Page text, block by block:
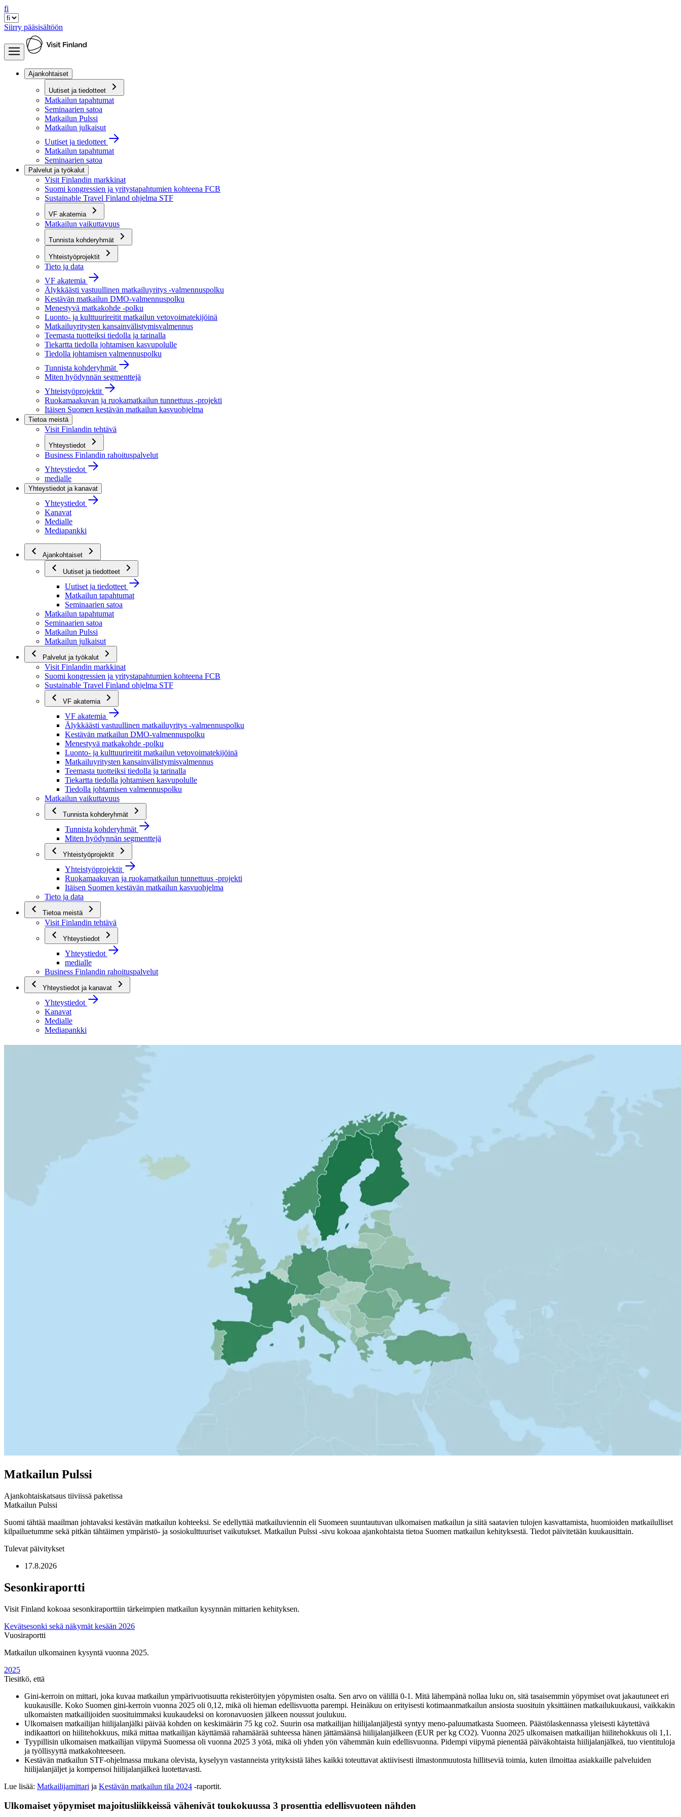
fi
Siirry pääsisältöön
Ajankohtaiset
Uutiset ja tiedotteet
Matkailun tapahtumat
Seminaarien satoa
Matkailun Pulssi
Matkailun julkaisut
Uutiset ja tiedotteet
Matkailun tapahtumat
Seminaarien satoa
Palvelut ja työkalut
Visit Finlandin markkinat
Suomi kongressien ja yritystapahtumien kohteena FCB
Sustainable Travel Finland ohjelma STF
VF akatemia
Matkailun vaikuttavuus
Tunnista kohderyhmät
Yhteistyöprojektit
Tieto ja data
VF akatemia
Älykkäästi vastuullinen matkailuyritys -valmennuspolku
Kestävän matkailun DMO-valmennuspolku
Menestyvä matkakohde -polku
Luonto- ja kulttuurireitit matkailun vetovoimatekijöinä
Matkailuyritysten kansainvälistymisvalmennus
Teemasta tuotteiksi tiedolla ja tarinalla
Tiekartta tiedolla johtamisen kasvupolulle
Tiedolla johtamisen valmennuspolku
Tunnista kohderyhmät
Miten hyödynnän segmenttejä
Yhteistyöprojektit
Ruokamaakuvan ja ruokamatkailun tunnettuus -projekti
Itäisen Suomen kestävän matkailun kasvuohjelma
Tietoa meistä
Visit Finlandin tehtävä
Yhteystiedot
Business Finlandin rahoituspalvelut
Yhteystiedot
medialle
Yhteystiedot ja kanavat
Yhteystiedot
Kanavat
Medialle
Mediapankki
Ajankohtaiset
Uutiset ja tiedotteet
Uutiset ja tiedotteet
Matkailun tapahtumat
Seminaarien satoa
Matkailun tapahtumat
Seminaarien satoa
Matkailun Pulssi
Matkailun julkaisut
Palvelut ja työkalut
Visit Finlandin markkinat
Suomi kongressien ja yritystapahtumien kohteena FCB
Sustainable Travel Finland ohjelma STF
VF akatemia
VF akatemia
Älykkäästi vastuullinen matkailuyritys -valmennuspolku
Kestävän matkailun DMO-valmennuspolku
Menestyvä matkakohde -polku
Luonto- ja kulttuurireitit matkailun vetovoimatekijöinä
Matkailuyritysten kansainvälistymisvalmennus
Teemasta tuotteiksi tiedolla ja tarinalla
Tiekartta tiedolla johtamisen kasvupolulle
Tiedolla johtamisen valmennuspolku
Matkailun vaikuttavuus
Tunnista kohderyhmät
Tunnista kohderyhmät
Miten hyödynnän segmenttejä
Yhteistyöprojektit
Yhteistyöprojektit
Ruokamaakuvan ja ruokamatkailun tunnettuus -projekti
Itäisen Suomen kestävän matkailun kasvuohjelma
Tieto ja data
Tietoa meistä
Visit Finlandin tehtävä
Yhteystiedot
Yhteystiedot
medialle
Business Finlandin rahoituspalvelut
Yhteystiedot ja kanavat
Yhteystiedot
Kanavat
Medialle
Mediapankki
Matkailun Pulssi
Ajankohtaiskatsaus tiiviissä paketissa
Matkailun Pulssi
Suomi tähtää maailman johtavaksi kestävän matkailun kohteeksi. Se edellyttää matkailuviennin eli Suomeen suuntautuvan ulkomaisen matkailun ja siitä saatavien tulojen kasvattamista, huomioiden matkailulliset
kilpailuetumme sekä pitkän tähtäimen ympäristö- ja sosiokulttuuriset vaikutukset. Matkailun Pulssi -sivu kokoaa ajankohtaista tietoa Suomen matkailun kehityksestä. Tiedot päivitetään kuukausittain.
Tulevat päivitykset
17.8.2026
Sesonkiraportti
Visit Finland kokoaa sesonkiraporttiin tärkeimpien matkailun kysynnän mittarien kehityksen.
Kevätsesonki sekä näkymät kesään 2026
Vuosiraportti
Matkailun ulkomainen kysyntä vuonna 2025.
2025
Tiesitkö, että
Gini-kerroin on mittari, joka kuvaa matkailun ympärivuotisuutta rekisteröityjen yöpymisten osalta. Sen arvo on välillä 0-1. Mitä lähempänä nollaa luku on, sitä tasaisemmin yöpymiset ovat jakautuneet eri
kuukausille. Koko Suomen gini-kerroin vuonna 2025 oli 0,12, mikä oli hieman edellisvuotta parempi. Heinäkuu on erityisesti kotimaanmatkailun ansiosta suosituin yksittäinen matkailukuukausi, vaikkakin
ulkomaisten matkailijoiden suosituimmaksi kuukaudeksi on koronavuosien jälkeen noussut joulukuu.
Ulkomaisen matkailijan hiilijalanjälki päivää kohden on keskimäärin 75 kg co2. Suurin osa matkailijan hiilijalanjäljestä syntyy meno-paluumatkasta Suomeen. Päästölaskennassa yleisesti käytettävä
indikaattori on hiilitehokkuus, mikä mittaa matkailijan käyttämää rahamäärää suhteessa hänen jättämäänsä hiilijalanjälkeen (EUR per kg CO2). Vuonna 2025 ulkomaisen matkailijan hiilitehokkuus oli 1,1.
Tyypillisin ulkomaisen matkailijan viipymä Suomessa oli vuonna 2025 3 yötä, mikä oli yhden yön vähemmän kuin edellisvuonna. Pidempi viipymä pienentää päiväkohtaista hiilijalanjälkeä, tuo vientituloja
ja työllisyyttä matkakohteeseen.
Kestävän matkailun STF-ohjelmassa mukana olevista, kyselyyn vastanneista yrityksistä lähes kaikki toteuttavat aktiivisesti ilmastonmuutosta hillitseviä toimia, kuten ilmoittaa asiakkaille palveluiden
hiilijalanjäljet ja kompensoi hiilijalanjälkeä luotettavasti.
Lue lisää: Matkailijamittari ja Kestävän matkailun tila 2024 -raportit.
Ulkomaiset yöpymiset majoitusliikkeissä vähenivät toukokuussa 3 prosenttia edellisvuoteen nähden